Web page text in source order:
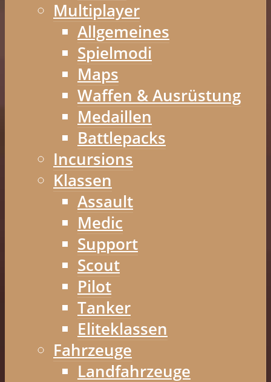
Multiplayer
Allgemeines
Spielmodi
Maps
Waffen & Ausrüstung
Medaillen
Battlepacks
Incursions
Klassen
Assault
Medic
Support
Scout
Pilot
Tanker
Eliteklassen
Fahrzeuge
Landfahrzeuge